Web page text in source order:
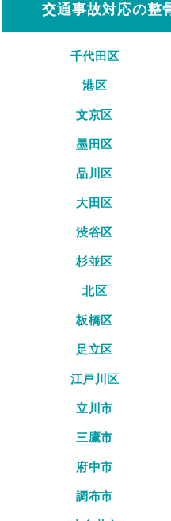
交通事故対応の整
千代田区
港区
文京区
墨田区
品川区
大田区
渋谷区
杉並区
北区
板橋区
足立区
江戸川区
立川市
三鷹市
府中市
調布市